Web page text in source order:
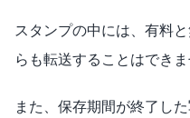
スタンプの中には、有料
らも転送することはできま
また、保存期間が終了し